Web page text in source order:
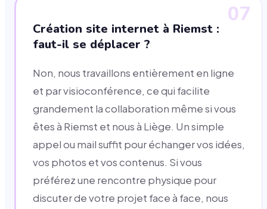
07
Création site internet à Riemst :
faut-il se déplacer ?
Non, nous travaillons entièrement en ligne
et par visioconférence, ce qui facilite
grandement la collaboration même si vous
êtes à Riemst et nous à Liège. Un simple
appel ou mail suffit pour échanger vos idées,
vos photos et vos contenus. Si vous
préférez une rencontre physique pour
discuter de votre projet face à face, nous